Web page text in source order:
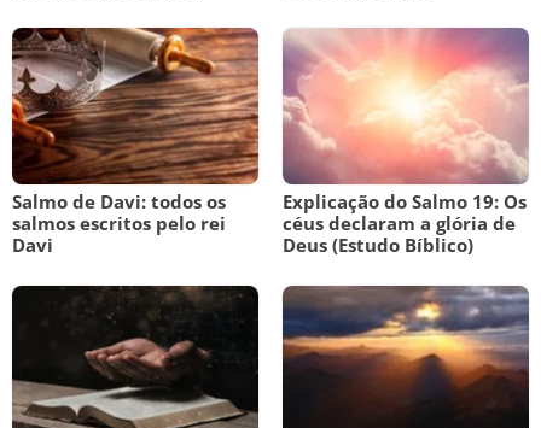
Salmo de Davi: todos os
salmos escritos pelo rei
Davi
Explicação do Salmo 19: Os
céus declaram a glória de
Deus (Estudo Bíblico)